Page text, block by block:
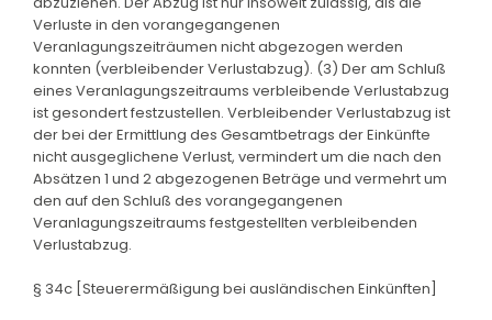
Verluste in den vorangegangenen
Veranlagungszeiträumen nicht abgezogen werden
konnten (verbleibender Verlustabzug). (3) Der am Schluß
eines Veranlagungszeitraums verbleibende Verlustabzug
ist gesondert festzustellen. Verbleibender Verlustabzug ist
der bei der Ermittlung des Gesamtbetrags der Einkünfte
nicht ausgeglichene Verlust, vermindert um die nach den
Absätzen 1 und 2 abgezogenen Beträge und vermehrt um
den auf den Schluß des vorangegangenen
Veranlagungszeitraums festgestellten verbleibenden
Verlustabzug.
§ 34c [Steuerermäßigung bei ausländischen Einkünften]